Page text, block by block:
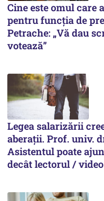
Cine este omul care
pentru funcția de
Petrache: „Vă dau
votează”
Legea salarizării
aberații. Prof. univ.
Asistentul poate
decât lectorul / video